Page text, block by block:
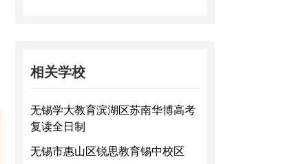
相关学校
无锡学大教育滨湖区苏南华博高考
复读全日制
无锡市惠山区锐思教育锡中校区